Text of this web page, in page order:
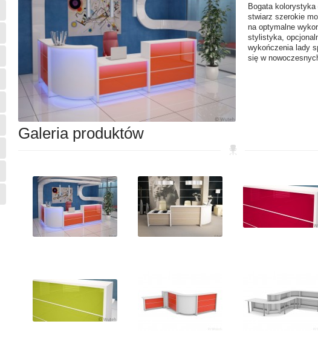
Bogata kolorystyka
stwiarz szerokie
na optymalne
stylistyka,
wykończenia lady
się w
Galeria produktów